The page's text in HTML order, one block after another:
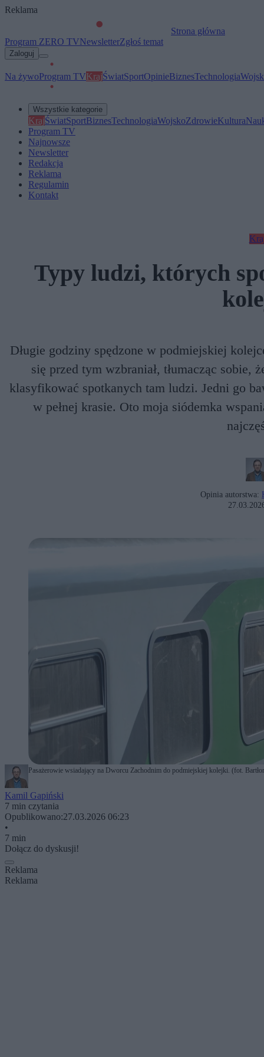
Reklama
Strona główna
Program ZERO TVNewsletterZgłoś temat
Zaloguj
Na żywoProgram TVKrajŚwiatSportOpinieBiznesTechnologia
Wszystkie kategorie
KrajŚwiatSportBiznesTechnologiaWojskoZdrowieKultura
Program TV
Najnowsze
Newsletter
Redakcja
Reklama
Regulamin
Kontakt
Typy ludzi, których
Długie godziny spędzone w podmiejskiej
się przed tym wzbraniał, tłumacząc sobie,
klasyfikować spotkanych tam ludzi. Jedni go
w pełnej krasie. Oto moja siódemka
Opinia autorstwa:
Pasażerowie wsiadający na Dworcu Zachodnim do podmiejskiej kolejki. (fot.
Kamil Gapiński
7 min czytania
Opublikowano:27.03.2026 06:23
•
7 min
Dołącz do dyskusji!
Reklama
Reklama